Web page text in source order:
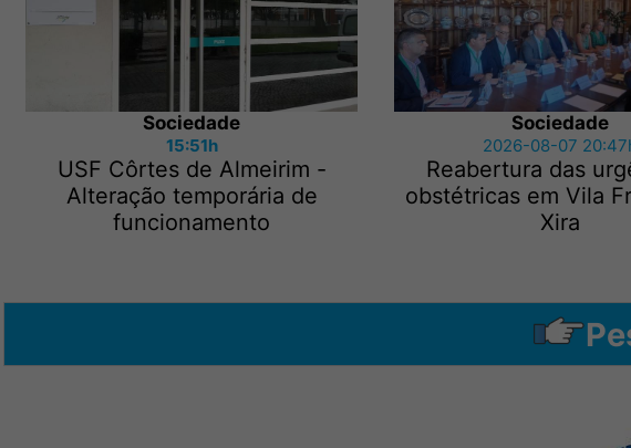
Sociedade
15:51h
USF Côrtes de Almeirim -
Alteração temporária de
funcionamento
Sociedade
2026-08-07
Reabertura das
obstétricas em Vila
Xira